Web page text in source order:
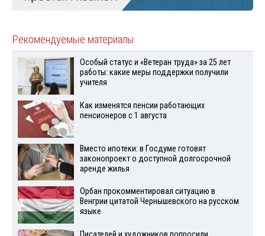
Рекомендуемые материалы
Особый статус и «Ветеран труда» за 25 лет
работы: какие меры поддержки получили
учителя
Как изменятся пенсии работающих
пенсионеров с 1 августа
Вместо ипотеки: в Госдуме готовят
законопроект о доступной долгосрочной
аренде жилья
Орбан прокомментировал ситуацию в
Венгрии цитатой Чернышевского на русском
языке